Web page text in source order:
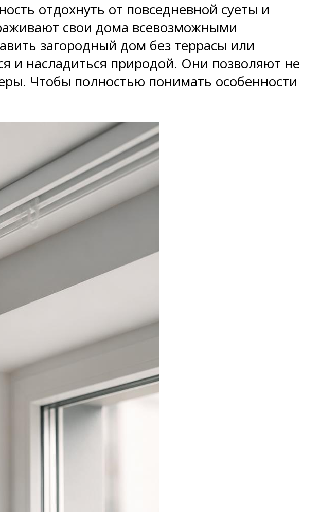
отдохнуть от повседневной суеты и
свои дома всевозможными
загородный дом без террасы или
и насладиться природой. Они позволяют не
Чтобы полностью понимать особенности